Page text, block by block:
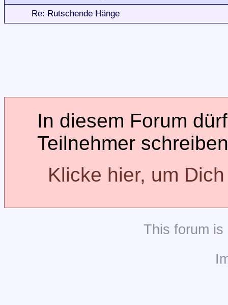
Re: Rutschende Hänge
In diesem Forum
Teilnehmer
Klicke hier, um
This forum is